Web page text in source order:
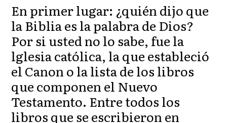
En primer lugar: ¿quién dijo que
la Biblia es la palabra de Dios?
Por si usted no lo sabe, fue la
lglesia católica, la que estableció
el Canon o la lista de los libros
que componen el Nuevo
Testamento. Entre todos los
libros que se escribieron en